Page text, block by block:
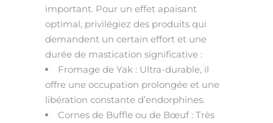
important. Pour un effet apaisant
optimal, privilégiez des produits qui
demandent un certain effort et une
durée de mastication significative :
Fromage de Yak : Ultra-durable, il
offre une occupation prolongée et une
libération constante d’endorphines.
Cornes de Buffle ou de Bœuf : Très